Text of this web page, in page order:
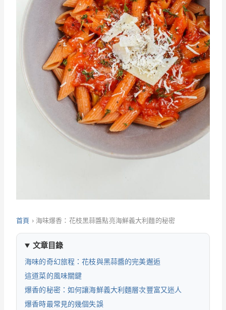
首頁 › 海味爆香：花枝黑蒜醬點亮海鮮義大利麵的秘密
文章目錄
海味的奇幻旅程：花枝與黑蒜醬的完美邂逅
這道菜的風味關鍵
爆香的秘密：如何讓海鮮義大利麵層次豐富又迷人
爆香時最常見的幾個失誤